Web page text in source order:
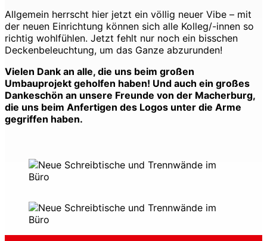
Allgemein herrscht hier jetzt ein völlig neuer Vibe – mit
der neuen Einrichtung können sich alle Kolleg/-innen so
richtig wohlfühlen. Jetzt fehlt nur noch ein bisschen
Deckenbeleuchtung, um das Ganze abzurunden!
Vielen Dank an alle, die uns beim großen
Umbauprojekt geholfen haben! Und auch ein großes
Dankeschön an unsere Freunde von der Macherburg,
die uns beim Anfertigen des Logos unter die Arme
gegriffen haben.